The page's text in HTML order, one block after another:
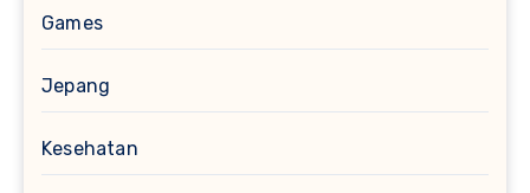
Games
Jepang
Kesehatan